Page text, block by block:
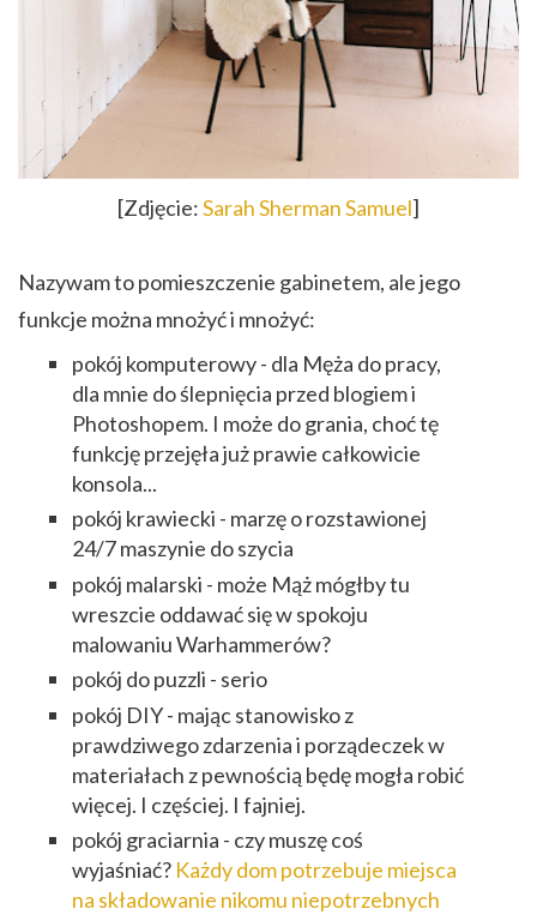
[Zdjęcie:Sarah Sherman Samuel]
Nazywam to pomieszczenie gabinetem, ale jego
funkcje można mnożyć i mnożyć:
pokój komputerowy - dla Męża do pracy,
dla mnie do ślepnięcia przed blogiem i
Photoshopem. I może do grania, choć tę
funkcję przejęła już prawie całkowicie
konsola...
pokój krawiecki - marzę o rozstawionej
24/7 maszynie do szycia
pokój malarski - może Mąż mógłby tu
wreszcie oddawać się w spokoju
malowaniu Warhammerów?
pokój do puzzli - serio
pokój DIY - mając stanowisko z
prawdziwego zdarzenia i porządeczek w
materiałach z pewnością będę mogła robić
więcej. I częściej. I fajniej.
pokój graciarnia - czy muszę coś
wyjaśniać? Każdy dom potrzebuje miejsca
na składowanie nikomu niepotrzebnych